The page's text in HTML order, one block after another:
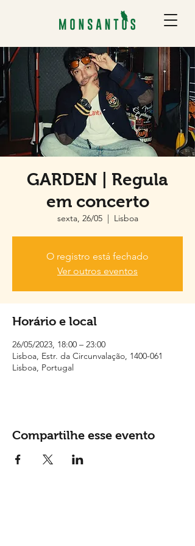
GARDEN | Regula
em concerto
sexta, 26/05
  |
Lisboa
O registro está fechado
Ver outros eventos
Horário e local
26/05/2023, 18:00 – 23:00
Lisboa, Estr. da Circunvalação, 1400-061
Lisboa, Portugal
Compartilhe esse evento